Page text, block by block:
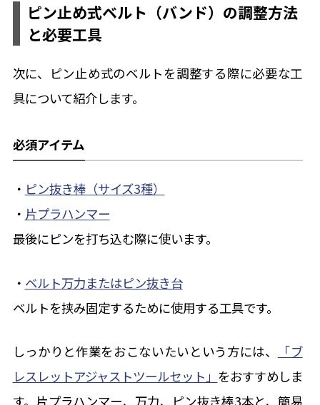
ピン止め式ベルト（バンド）の調整方法
と必要工具
次に、ピン止め式のベルトを調整する際に必要な工
具について紹介します。
必須アイテム
・ ピン抜き棒（サイズ3種）
・ 片プラハンマー
最後にピンを打ち込む際に使います。
・ ベルト万力またはピン抜き台
ベルトを挟み固定するために使用する工具です。
しっかりと作業をおこないたいという方には、
「ブ
レスレットアジャストツールセット」 をおすすめしま
す。片プラハンマー、万力、ピン抜き棒3本と、簡易